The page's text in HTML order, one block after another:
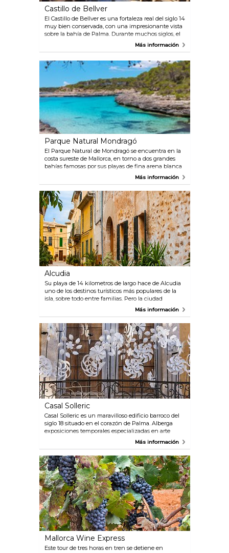
Castillo de Bellver
El Castillo de Bellver es una fortaleza real del siglo 14
muy bien conservada, con una impresionante vista
sobre la bahía de Palma. Durante muchos siglos, el
castillo fue utilizado como cárcel y ahora es uno de
Palma, donde podrá obtener más información sobre
el rico patrimonio de la isla.
Más información
Parque Natural Mondragó
El Parque Natural de Mondragó se encuentra en la
costa sureste de Mallorca, en torno a dos grandes
bahías famosas por sus playas de fina arena blanca
y el mar azul turquesa. La vida animal en el Parque
lugar para ver aves migratorias.
Más información
Alcudia
Su playa de 14 kilometros de largo hace de Alcudia
uno de los destinos turísticos más populares de la
isla, sobre todo entre familias. Pero la ciudad
también tiene un casco antiguo precioso, con
dando una verdadera sensación de la vida en los
viejos tiempos.
Más información
Casal Solleric
Casal Solleric es un maravilloso edificio barroco del
siglo 18 situado en el corazón de Palma. Alberga
exposiciones temporales especializadas en arte
contemporáneo y fotografía. El interior cuenta con
un hermoso patio con decoraciones impresionantes,
y también hay una pequeña cafetería.
Más información
Mallorca Wine Express
Este tour de tres horas en tren se detiene en